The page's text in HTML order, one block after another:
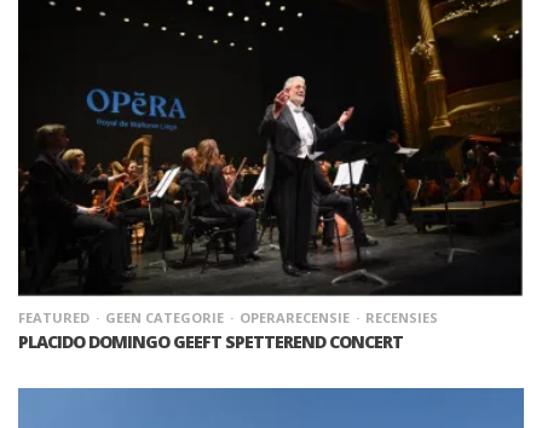
FEATURED GEEN CATEGORIE OPERARECENSIE RECENSIES
PLACIDO DOMINGO GEEFT SPETTEREND CONCERT